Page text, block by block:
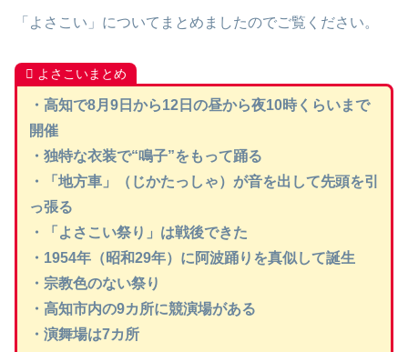
「よさこい」についてまとめましたのでご覧ください。
よさこいまとめ
・高知で8月9日から12日の昼から夜10時くらいまで
開催
・独特な衣装で“鳴子”をもって踊る
・「地方車」（じかたっしゃ）が音を出して先頭を引
っ張る
・「よさこい祭り」は戦後できた
・1954年（昭和29年）に阿波踊りを真似して誕生
・宗教色のない祭り
・高知市内の9カ所に競演場がある
・演舞場は7カ所